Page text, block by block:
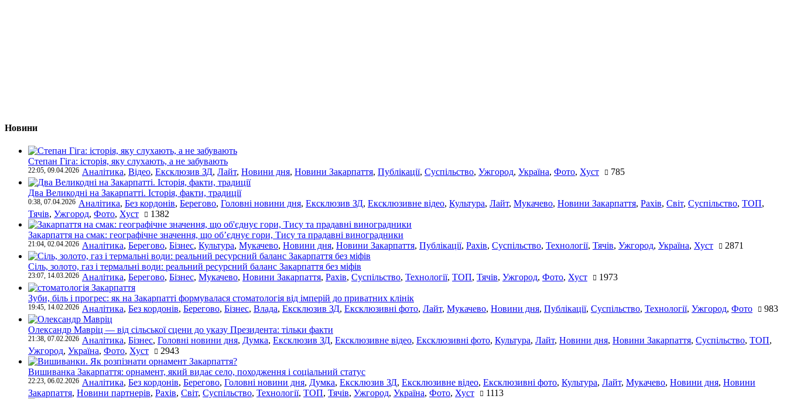
Новини
Степан Гіга: історія, яку слухають, а не забувають
22:05, 09.04.2026 Аналітика, Відео, Ексклюзив ЗД, Лайт, Новини дня, Новини Закарпаття, Публікації, Суспільство, Ужгород, Україна, Фото, Хуст 785
Два Великодні на Закарпатті. Історія, факти, традиції
0:38, 07.04.2026 Аналітика, Без кордонів, Берегово, Головні новини дня, Ексклюзив ЗД, Ексклюзивне відео, Культура, Лайт, Мукачево, Новини Закарпаття, Рахів, Світ, Суспільство, ТОП,
Тячів, Ужгород, Фото, Хуст 1382
Закарпаття на смак: географічне значення, що об’єднує гори, Тису та прадавні виноградники
21:04, 02.04.2026 Аналітика, Берегово, Бізнес, Культура, Мукачево, Новини дня, Новини Закарпаття, Публікації, Рахів, Суспільство, Технології, Тячів, Ужгород, Україна, Хуст 2871
Сіль, золото, газ і термальні води: реальний ресурсний баланс Закарпаття без міфів
23:07, 14.03.2026 Аналітика, Берегово, Бізнес, Мукачево, Новини Закарпаття, Рахів, Суспільство, Технології, ТОП, Тячів, Ужгород, Фото, Хуст 1973
Зуби, біль і прогрес: як на Закарпатті формувалася стоматологія від імперій до приватних клінік
19:45, 14.02.2026 Аналітика, Без кордонів, Берегово, Бізнес, Влада, Ексклюзив ЗД, Ексклюзивні фото, Лайт, Мукачево, Новини дня, Публікації, Суспільство, Технології, Ужгород, Фото 983
Олександр Мавріц — від сільської сцени до указу Президента: тільки факти
21:38, 07.02.2026 Аналітика, Бізнес, Головні новини дня, Думка, Ексклюзив ЗД, Ексклюзивне відео, Ексклюзивні фото, Культура, Лайт, Новини дня, Новини Закарпаття, Суспільство, ТОП,
Ужгород, Україна, Фото, Хуст 2943
Вишиванка Закарпаття: орнамент, який видає село, походження і соціальний статус
22:23, 06.02.2026 Аналітика, Без кордонів, Берегово, Головні новини дня, Думка, Ексклюзив ЗД, Ексклюзивне відео, Ексклюзивні фото, Культура, Лайт, Мукачево, Новини дня, Новини
Закарпаття, Новини партнерів, Рахів, Світ, Суспільство, Технології, ТОП, Тячів, Ужгород, Україна, Фото, Хуст 1113